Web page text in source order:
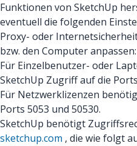
Funktionen von SketchUp
eventuell die folgenden
Proxy- oder
bzw. den Computer anpassen:
Für Einzelbenutzer- oder
SketchUp Zugriff auf die
Für Netzwerklizenzen
Ports 5053 und 50530.
SketchUp benötigt
sketchup.com , die wie folgt